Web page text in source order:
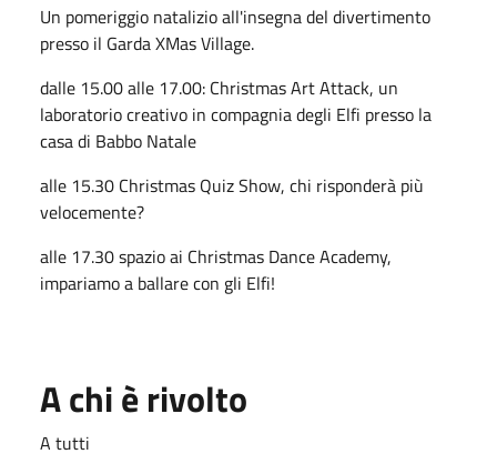
Un pomeriggio natalizio all'insegna del divertimento
presso il Garda XMas Village.
dalle 15.00 alle 17.00: Christmas Art Attack, un
laboratorio creativo in compagnia degli Elfi presso la
casa di Babbo Natale
alle 15.30 Christmas Quiz Show, chi risponderà più
velocemente?
alle 17.30 spazio ai Christmas Dance Academy,
impariamo a ballare con gli Elfi!
A chi è rivolto
A tutti